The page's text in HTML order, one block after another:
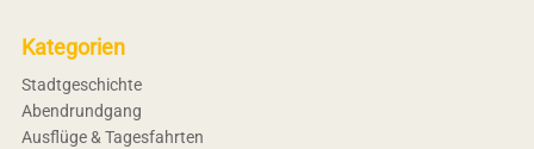
Kategorien
Stadtgeschichte
Abendrundgang
Ausflüge & Tagesfahrten